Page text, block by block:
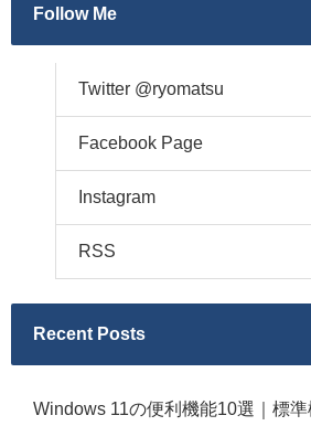
Follow Me
Twitter @ryomatsu
Facebook Page
Instagram
RSS
Recent Posts
Windows 11の便利機能10選｜標